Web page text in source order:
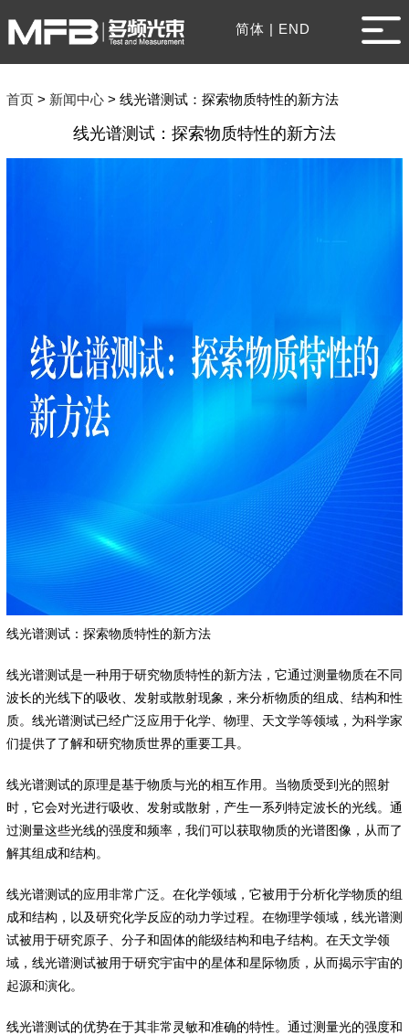
简体 | END
首页> 新闻中心> 线光谱测试：探索物质特性的新方法
线光谱测试：探索物质特性的新方法
线光谱测试：探索物质特性的新方法
线光谱测试是一种用于研究物质特性的新方法，它通过测量物质在不同
波长的光线下的吸收、发射或散射现象，来分析物质的组成、结构和性
质。线光谱测试已经广泛应用于化学、物理、天文学等领域，为科学家
们提供了了解和研究物质世界的重要工具。
线光谱测试的原理是基于物质与光的相互作用。当物质受到光的照射
时，它会对光进行吸收、发射或散射，产生一系列特定波长的光线。通
过测量这些光线的强度和频率，我们可以获取物质的光谱图像，从而了
解其组成和结构。
线光谱测试的应用非常广泛。在化学领域，它被用于分析化学物质的组
成和结构，以及研究化学反应的动力学过程。在物理学领域，线光谱测
试被用于研究原子、分子和固体的能级结构和电子结构。在天文学领
域，线光谱测试被用于研究宇宙中的星体和星际物质，从而揭示宇宙的
起源和演化。
线光谱测试的优势在于其非常灵敏和准确的特性。通过测量光的强度和